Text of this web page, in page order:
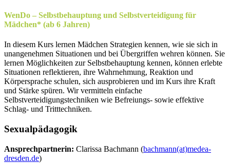
WenDo – Selbstbehauptung und Selbstverteidigung für
Mädchen* (ab 6 Jahren)
In diesem Kurs lernen Mädchen Strategien kennen, wie sie sich in
unangenehmen Situationen und bei Übergriffen wehren können. Sie
lernen Möglichkeiten zur Selbstbehauptung kennen, können erlebte
Situationen reflektieren, ihre Wahrnehmung, Reaktion und
Körpersprache schulen, sich ausprobieren und im Kurs ihre Kraft
und Stärke spüren. Wir vermitteln einfache
Selbstverteidigungstechniken wie Befreiungs- sowie effektive
Schlag- und Tritttechniken.
Sexualpädagogik
Ansprechpartnerin: Clarissa Bachmann (bachmann(at)medea-
dresden.de)